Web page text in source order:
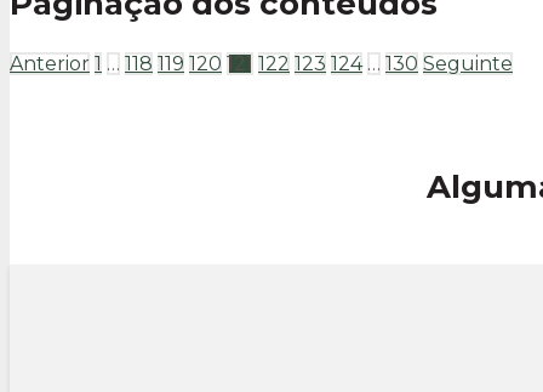
Anterior 1 … 118 119 120 121 122 123 124 … 130 Seguinte